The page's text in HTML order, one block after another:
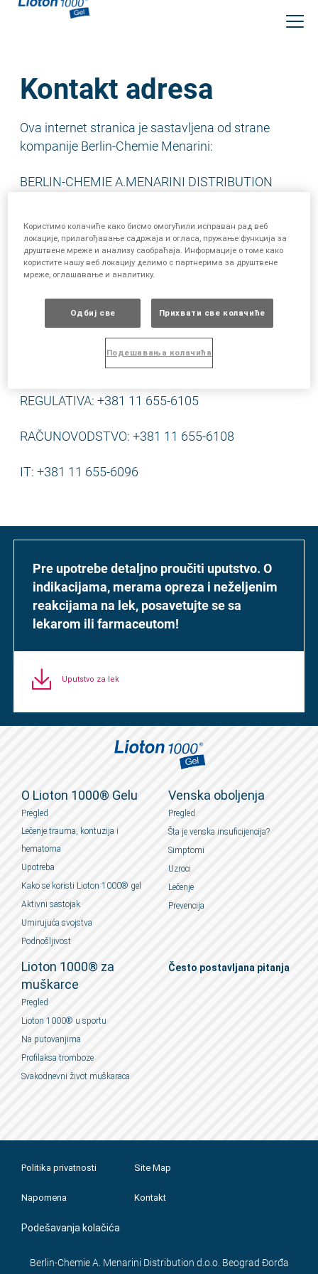
Skip
Kontakt adresa
Ova internet stranica je sastavljena od strane
kompanije Berlin-Chemie Menarini:
BERLIN-CHEMIE A.MENARINI DISTRIBUTION
Đorđa Stanojevića 14
11070 Novi Beograd
KANCELARIJA: +381 11 655-6090; +381 11 655-
6091;
Office Manager: +381 11 655- 6092
MARKETING: +381 11 267-2237
KOMERCIJALA: +381 11 655-6098
REGULATIVA: +381 11 655-6105
RAČUNOVODSTVO: +381 11 655-6108
IT: +381 11 655-6096
Pre upotrebe detaljno proučiti uputstvo. O
indikacijama, merama opreza i neželjenim
reakcijama na lek, posavetujte se sa
lekarom ili farmaceutom!
Uputstvo za lek
O Lioton 1000® Gelu
Pregled
Lečenje trauma, kontuzija i
hematoma
Upotreba
Kako se koristi Lioton 1000® gel
Aktivni sastojak
Umirujuća svojstva
Podnošljivost
Venska oboljenja
Pregled
Šta je venska insuficijencija?
Simptomi
Uzroci
Lečenje
Prevencija
Lioton 1000® za
muškarce
Pregled
Lioton 1000® u sportu
Na putovanjima
Profilaksa tromboze
Svakodnevni život muškaraca
Često postavljana pitanja
Politika privatnosti Site Map
Napomena Kontakt
Podešavanja kolačića
Berlin-Chemie A. Menarini Distribution d.o.o. Beograd Đorđa
Користимо колачиће како бисмо омогућили исправан рад веб
локације, прилагођавање садржаја и огласа, пружање функција за
друштвене мреже и анализу саобраћаја. Информације о томе како
користите нашу веб локацију делимо с партнерима за друштвене
мреже, оглашавање и аналитику.
Одбиј све Прихвати све колачиће
Подешавања колачића